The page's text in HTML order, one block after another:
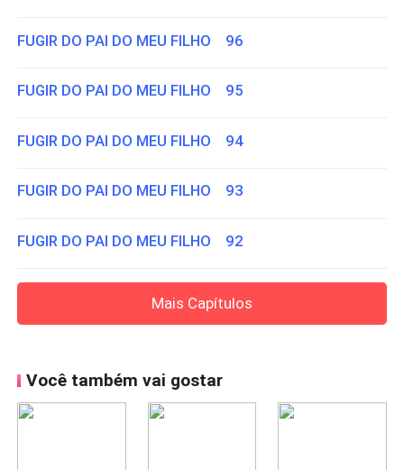
FUGIR DO PAI DO MEU FILHO 96
FUGIR DO PAI DO MEU FILHO 95
FUGIR DO PAI DO MEU FILHO 94
FUGIR DO PAI DO MEU FILHO 93
FUGIR DO PAI DO MEU FILHO 92
Mais Capítulos
Você também vai gostar